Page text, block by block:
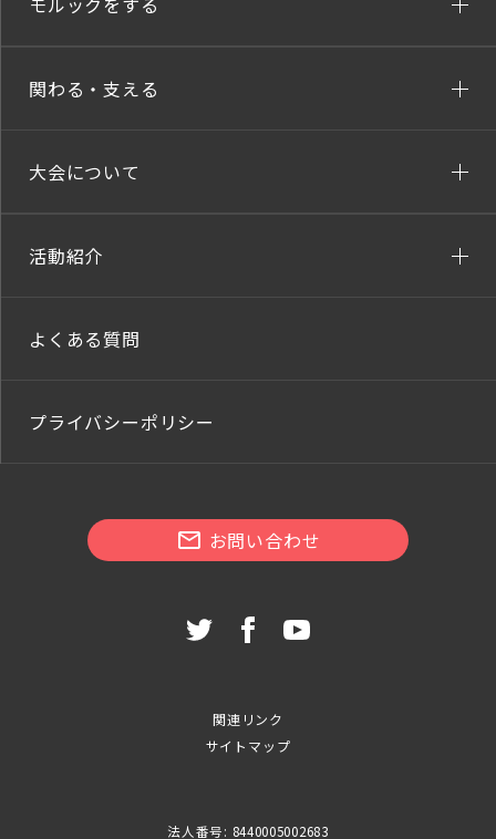
関わる・支える
大会について
活動紹介
よくある質問
プライバシーポリシー
お問い合わせ
関連リンク
サイトマップ
法人番号: 8440005002683